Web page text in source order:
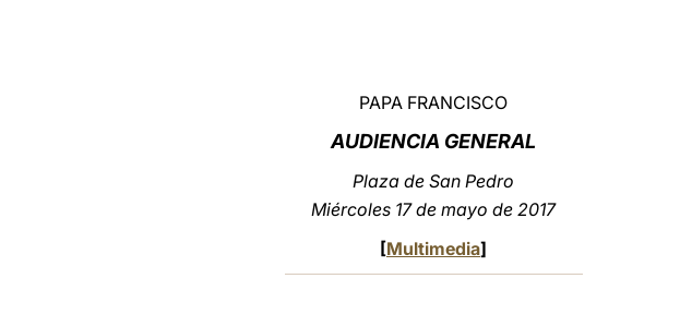
PAPA FRANCISCO
AUDIENCIA GENERAL
Plaza de San Pedro
Miércoles 17 de mayo de 2017
[Multimedia]